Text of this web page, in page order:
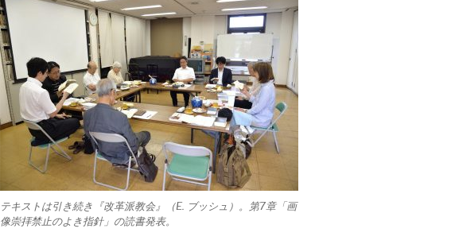
テキストは引き続き『改革派教会』（E. ブッシュ）。第7章「画
像崇拝禁止のよき指針」の読書発表。